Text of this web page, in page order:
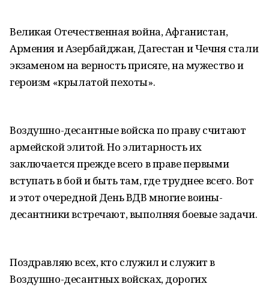
Великая Отечественная война, Афганистан,
Армения и Азербайджан, Дагестан и Чечня стали
экзаменом на верность присяге, на мужество и
героизм «крылатой пехоты».
Воздушно-десантные войска по праву считают
армейской элитой. Но элитарность их
заключается прежде всего в праве первыми
вступать в бой и быть там, где труднее всего. Вот
и этот очередной День ВДВ многие воины-
десантники встречают, выполняя боевые задачи.
Поздравляю всех, кто служил и служит в
Воздушно-десантных войсках, дорогих